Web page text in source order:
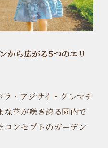
から広がる5つのエリ
・アジサイ・クレマチ
な花が咲き誇る園内で
コンセプトのガーデン